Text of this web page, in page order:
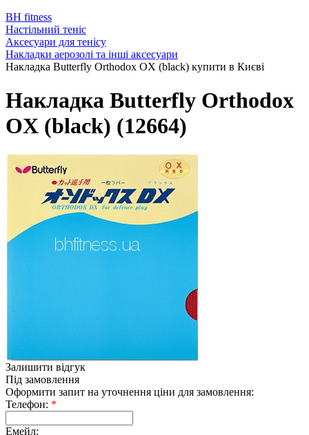
BH fitness
Настільний теніс
Аксесуари для тенісу
Накладки аерозолі та інші аксесуари
Накладка Butterfly Orthodox OX (black) купити в Києві
Накладка Butterfly Orthodox
OX (black) (12664)
Залишити відгук
Під замовлення
Оформити запит на уточнення ціни для замовлення:
Телефон: *
Емейл: